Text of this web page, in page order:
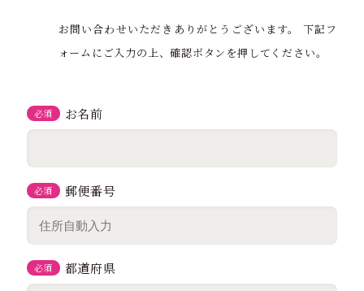
お問い合わせいただきありがとうございます。
下記フ
ォームにご入力の上、確認ボタンを押してください。
必須 お名前
必須 郵便番号
必須 都道府県